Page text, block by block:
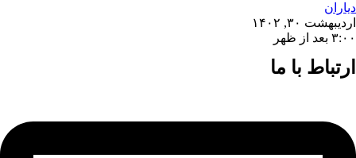
دیاران
اردیبهشت ۳۰, ۱۴۰۲
۳:۰۰ بعد از ظهر
ارتباط با ما